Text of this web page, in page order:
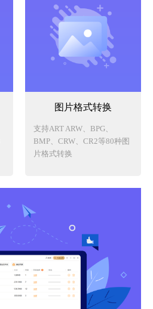
图片格式转换
支持ART ARW、BPG、
BMP、CRW、CR2等80种图
片格式转换